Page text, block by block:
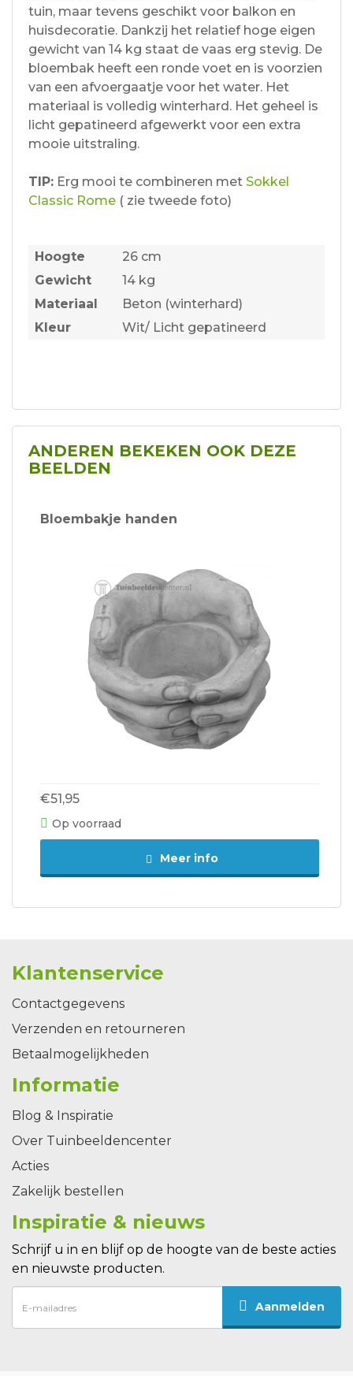
tuin, maar tevens geschikt voor balkon en
huisdecoratie. Dankzij het relatief hoge eigen
gewicht van 14 kg staat de vaas erg stevig. De
bloembak heeft een ronde voet en is voorzien
van een afvoergaatje voor het water. Het
materiaal is volledig winterhard. Het geheel is
licht gepatineerd afgewerkt voor een extra
mooie uitstraling.
TIP: Erg mooi te combineren met Sokkel
Classic Rome ( zie tweede foto)
Hoogte
26 cm
Gewicht
14 kg
Materiaal
Beton (winterhard)
Kleur
Wit/ Licht gepatineerd
ANDEREN BEKEKEN OOK DEZE
BEELDEN
Bloembakje handen
€51,95
Op voorraad
Meer info
Klantenservice
Contactgegevens
Verzenden en retourneren
Betaalmogelijkheden
Informatie
Blog & Inspiratie
Over Tuinbeeldencenter
Acties
Zakelijk bestellen
Inspiratie & nieuws
Schrijf u in en blijf op de hoogte van de beste acties
en nieuwste producten.
Aanmelden